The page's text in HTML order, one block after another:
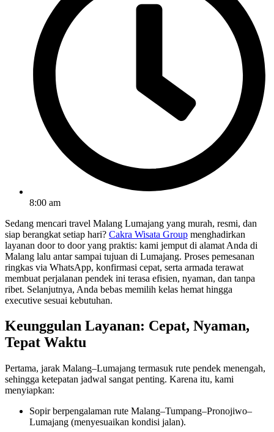
8:00 am
Sedang mencari travel Malang Lumajang yang murah, resmi, dan
siap berangkat setiap hari? Cakra Wisata Group menghadirkan
layanan door to door yang praktis: kami jemput di alamat Anda di
Malang lalu antar sampai tujuan di Lumajang. Proses pemesanan
ringkas via WhatsApp, konfirmasi cepat, serta armada terawat
membuat perjalanan pendek ini terasa efisien, nyaman, dan tanpa
ribet. Selanjutnya, Anda bebas memilih kelas hemat hingga
executive sesuai kebutuhan.
Keunggulan Layanan: Cepat, Nyaman,
Tepat Waktu
Pertama, jarak Malang–Lumajang termasuk rute pendek menengah,
sehingga ketepatan jadwal sangat penting. Karena itu, kami
menyiapkan:
Sopir berpengalaman rute Malang–Tumpang–Pronojiwo–
Lumajang (menyesuaikan kondisi jalan).